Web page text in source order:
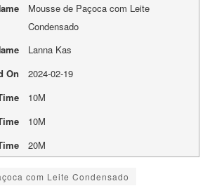
Mousse de Paçoca com Leite
Condensado
Lanna Kas
On
2024-02-19
10M
10M
20M
com Leite Condensado